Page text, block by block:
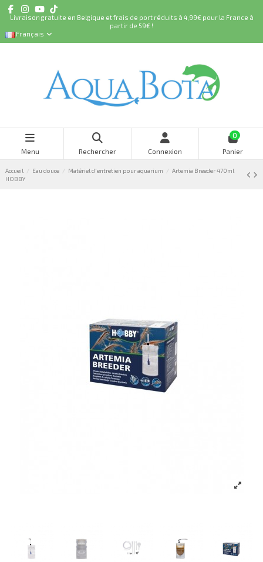
Livraison gratuite en Belgique et frais de port réduits à 4,99€ pour la France à
partir de 59€ !
Français
Menu Rechercher Connexion
0
Panier
Accueil Eau douce Matériel d'entretien pour aquarium
Artemia Breeder 470ml
HOBBY